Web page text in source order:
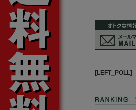
[LEFT_POLL]